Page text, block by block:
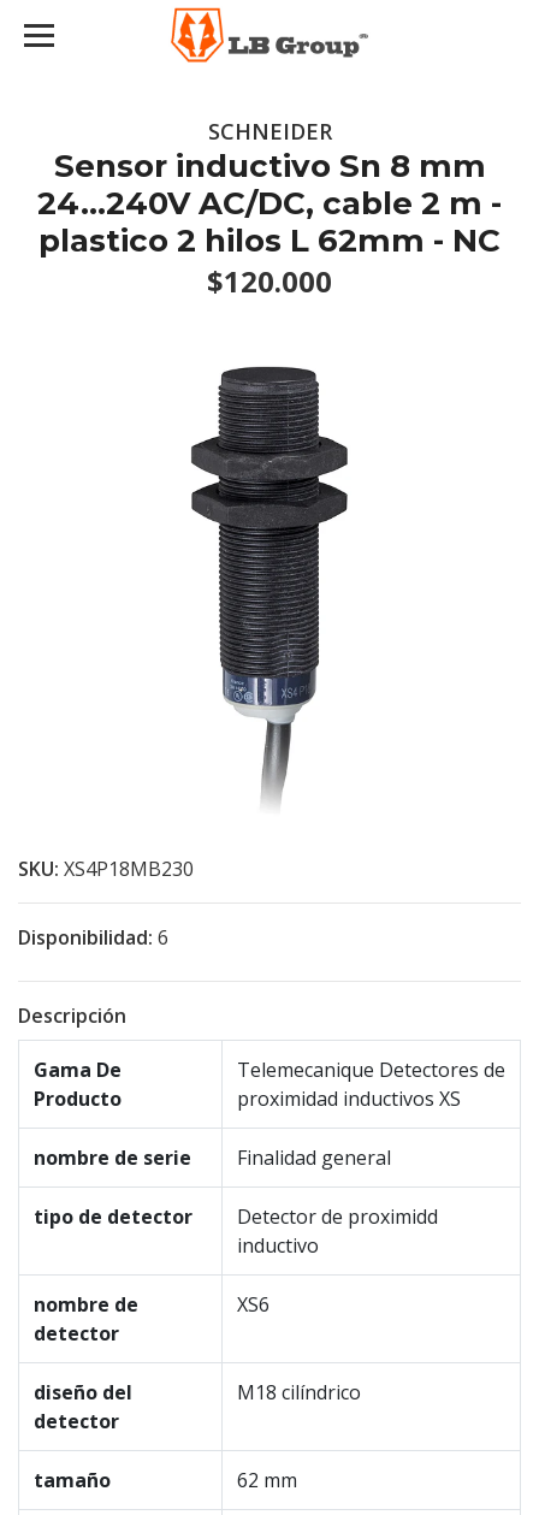
SCHNEIDER
Sensor inductivo Sn 8 mm
24…240V AC/DC, cable 2 m -
plastico 2 hilos L 62mm - NC
$120.000
SKU: XS4P18MB230
Disponibilidad: 6
Descripción
Gama De
Producto
Telemecanique Detectores de
proximidad inductivos XS
nombre de serie Finalidad general
tipo de detector
Detector de proximidd
inductivo
nombre de
detector
XS6
diseño del
detector
M18 cilíndrico
tamaño 62 mm